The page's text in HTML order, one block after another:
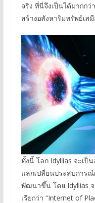
จริง ที่นี่จึงเป็นได้มากก
สร้างอสังหาริมทรัพย์เส
ทั้งนี้ โลก Idyllias จะเป็
แลกเปลี่ยนประสบการ
พัฒนาขึ้น โดย Idyllias
เรียกว่า “Internet of